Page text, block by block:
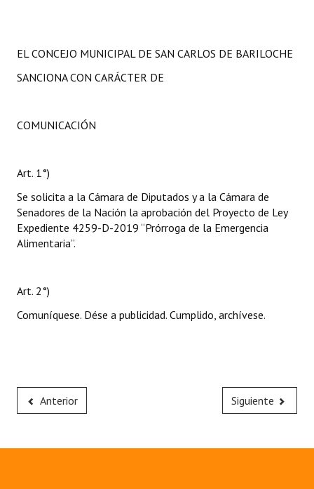
EL CONCEJO MUNICIPAL DE SAN CARLOS DE BARILOCHE
SANCIONA CON CARÁCTER DE
COMUNICACIÓN
Art. 1°)
Se solicita a la Cámara de Diputados y a la Cámara de
Senadores de la Nación la aprobación del Proyecto de Ley
Expediente 4259-D-2019 “Prórroga de la Emergencia
Alimentaria”.
Art. 2°)
Comuníquese. Dése a publicidad. Cumplido, archívese.
Anterior Siguiente